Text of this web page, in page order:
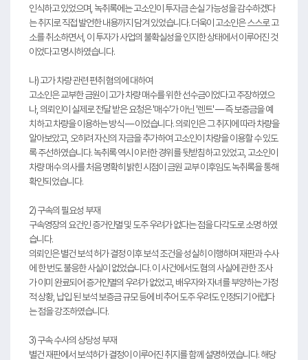
인식하고 있었으며, 녹취록에는 고소인이 투자금 손실 가능성을 감수하겠다
는 취지로 직접 발언한 내용까지 담겨 있었습니다. 더욱이 고소인은 스스로 고
소를 취소하면서, 이 투자가 사업의 불확실성을 인지한 상태에서 이루어진 것
이었다고 명시하였습니다.
나) 고가 차량 관련 편취 혐의에 대하여
고소인은 교부한 금원이 고가 차량 매수를 위한 선수금이었다고 주장하였으
나, 의뢰인이 실제로 전달 받은 요청은 '매수'가 아닌 '렌트' — 즉 보증금을 예
치하고 차량을 이용하는 방식 — 이었습니다. 의뢰인은 그 취지에 따라 차량을
알아보았고, 오히려 자신의 자금을 추가하여 고소인이 차량을 이용할 수 있도
록 주선하였습니다. 녹취록 역시 이러한 경위를 뒷받침하고 있었고, 고소인이
차량 매수 의사를 처음 명확히 밝힌 시점이 금원 교부 이후임도 녹취록을 통해
확인되었습니다.
2) 구속의 필요성 부재
구속영장의 요건인 증거인멸 및 도주 우려가 없다는 점을 다각도로 소명 하였
습니다.
의뢰인은 별건 보석 허가 결정 이후 보석 조건을 성실히 이행하며 재판과 수사
에 한 번도 불응한 사실이 없었습니다. 이 사건에서도 혐의 사실에 관한 조사
가 이미 완료되어 증거인멸의 우려가 없었고, 배우자와 자녀를 부양하는 가정
적 상황, 납입 된 보석 보증금 규모 등에 비추어 도주 우려도 인정되기 어렵다
는 점을 강조하였습니다.
3) 구속 수사의 상당성 부재
별건 재판에서 보석허가 결정이 이루어진 취지를 함께 설명하였습니다. 해당